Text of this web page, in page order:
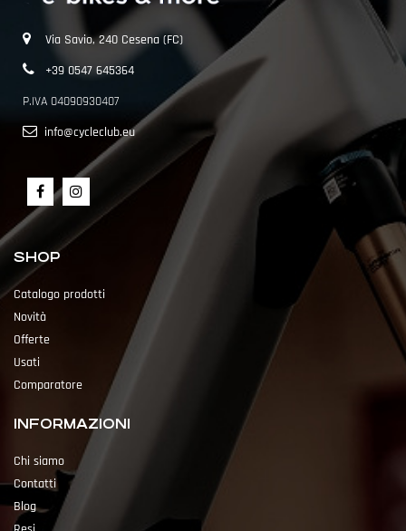
Via Savio, 240 Cesena (FC)
+39 0547 645364
P.IVA 04090930407
info@cycleclub.eu
SHOP
Catalogo prodotti
Novità
Offerte
Usati
Comparatore
INFORMAZIONI
Chi siamo
Contatti
Blog